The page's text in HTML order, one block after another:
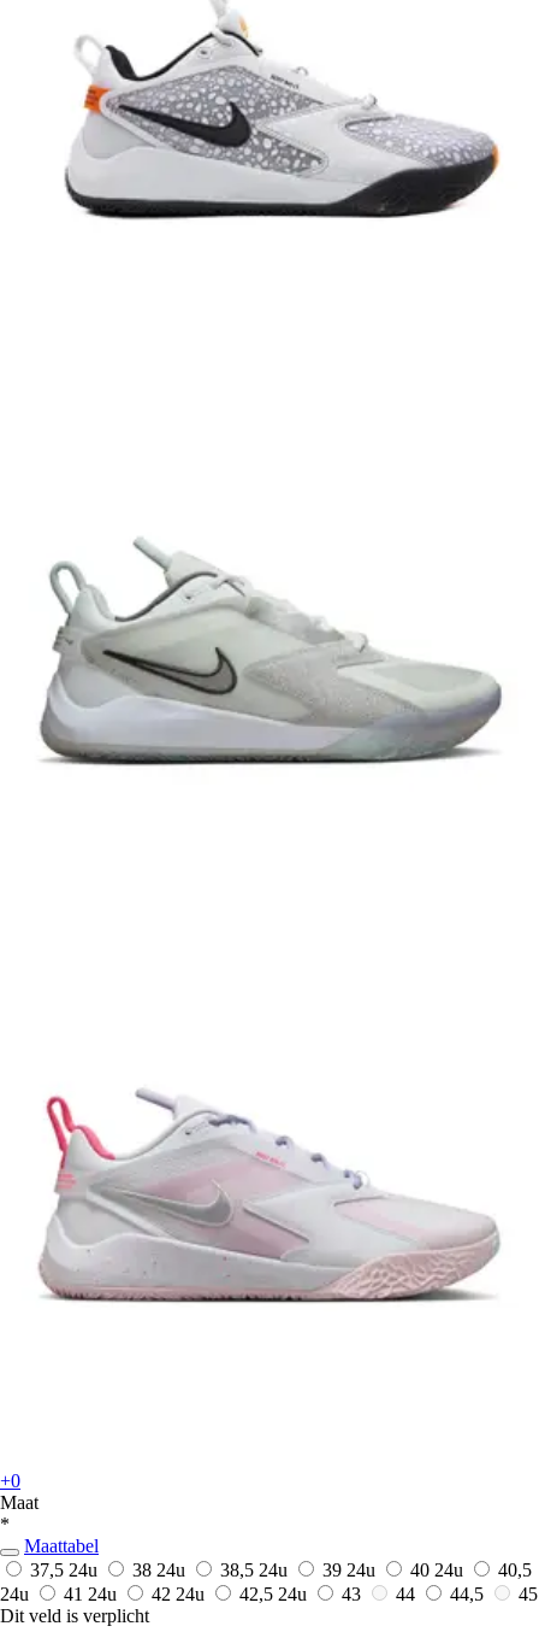
+0
Maat
*
Maattabel
37,5 24u 38 24u 38,5 24u 39 24u 40 24u
40,5
24u
41 24u 42 24u 42,5 24u 43 44 44,5
45
Dit veld is verplicht